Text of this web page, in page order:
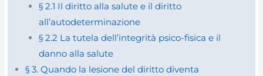
§ 2.1 Il diritto alla salute e il diritto
all’autodeterminazione
§ 2.2 La tutela dell’integrità psico-fisica e il
danno alla salute
§ 3. Quando la lesione del diritto diventa